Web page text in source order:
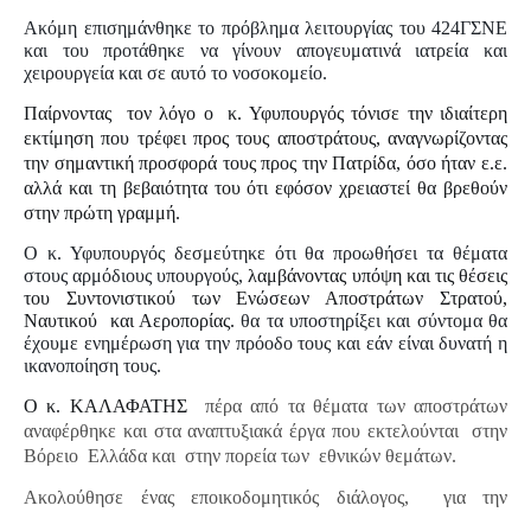
Ακόμη επισημάνθηκε το πρόβλημα λειτουργίας του 424ΓΣΝΕ
και του προτάθηκε να γίνουν απογευματινά ιατρεία και
χειρουργεία και σε αυτό το νοσοκομείο.
Παίρνοντας
τον λόγο ο
κ. Υφυπουργός τόνισε την ιδιαίτερη
εκτίμηση που τρέφει προς τους αποστράτους, αναγνωρίζοντας
την σημαντική προσφορά τους προς την Πατρίδα, όσο ήταν ε.ε.
αλλά και τη βεβαιότητα του ότι εφόσον χρειαστεί θα βρεθούν
στην πρώτη γραμμή.
Ο κ. Υφυπουργός δεσμεύτηκε ότι θα προωθήσει τα θέματα
στους αρμόδιους υπουργούς, λαμβάνοντας υπόψη και τις θέσεις
του Συντονιστικού των Ενώσεων Αποστράτων Στρατού,
Ναυτικού
και Αεροπορίας. θα τα υποστηρίξει και σύντομα θα
έχουμε ενημέρωση για την πρόοδο τους και εάν είναι δυνατή η
ικανοποίηση τους.
Ο κ. ΚΑΛΑΦΑΤΗΣ
πέρα από τα θέματα των αποστράτων
αναφέρθηκε και στα αναπτυξιακά έργα που εκτελούνται
στην
Βόρειο Ελλάδα και στην πορεία των εθνικών θεμάτων.
Ακολούθησε ένας εποικοδομητικός διάλογος,
για την